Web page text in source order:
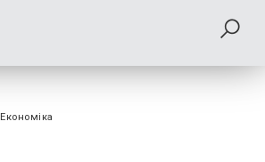
Економіка